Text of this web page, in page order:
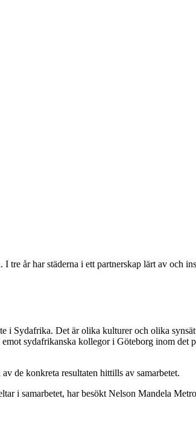
år har städerna i ett partnerskap lärt av och
i Sydafrika. Det är olika kulturer och olika
sydafrikanska kollegor i Göteborg inom det
de konkreta resultaten hittills av samarbetet.
i samarbetet, har besökt Nelson Mandela